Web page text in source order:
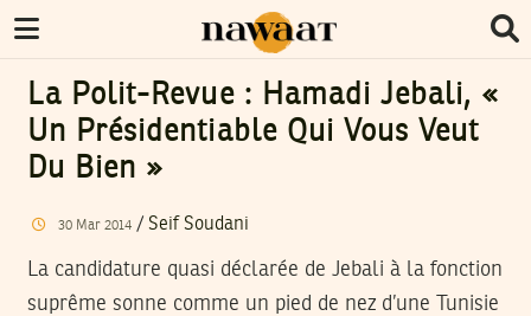
La Polit-Revue : Hamadi Jebali, «
Un Présidentiable Qui Vous Veut
Du Bien »
30 Mar 2014/ Seif Soudani
La candidature quasi déclarée de Jebali à la fonction
suprême sonne comme un pied de nez d’une Tunisie